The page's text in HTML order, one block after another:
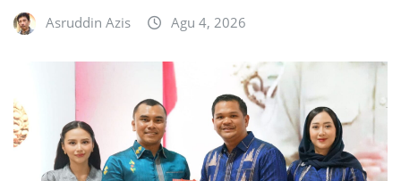
Asruddin Azis Agu 4, 2026